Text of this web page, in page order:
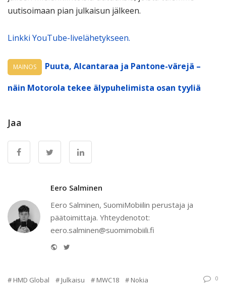
uutisoimaan pian julkaisun jälkeen.
Linkki YouTube-livelähetykseen.
MAINOS
Puuta, Alcantaraa ja Pantone-värejä –
näin Motorola tekee älypuhelimista osan tyyliä
Jaa
Eero Salminen
Eero Salminen, SuomiMobiilin perustaja ja
päätoimittaja. Yhteydenotot:
eero.salminen@suomimobiili.fi
Website
HMD Global Julkaisu MWC18 Nokia 0